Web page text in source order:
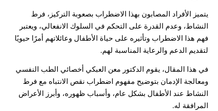
يتميز الأفراد المصابون بهذا الاضطراب بصعوبة التركيز، فرط
النشاط، وعدم القدرة على التحكم في السلوك الانفعالي، ويعتبر
فهم هذا الاضطراب وتأثيره على حياة الأطفال وعائلاتهم أمرًا حيويًا
لتقديم الدعم والرعاية المناسبة لهم.
في هذا المقال، يقوم الدكتور معن العبكي أخصائي الطب النفسي
ومعالجة الإدمان بتوضيح مفهوم اضطراب نقص الانتباه مع فرط
النشاط عند الأطفال بشكل عام، وأسباب ظهوره، وأبرز الأعراض
المرافقة له.